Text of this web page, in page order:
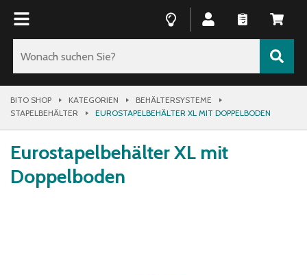
BITO SHOP KATEGORIEN
BEHÄLTERSYSTEME
STAPELBEHÄLTER
EUROSTAPELBEHÄLTER XL MIT DOPPELBODEN
Eurostapelbehälter XL mit
Doppelboden